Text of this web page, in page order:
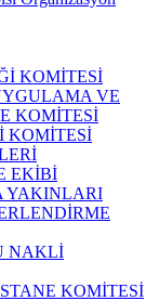
KOMİTESİ
VE
KOMİTESİ
KOMİTESİ
EKİBİ
YAKINLARI
NAKLİ
KOMİTESİ